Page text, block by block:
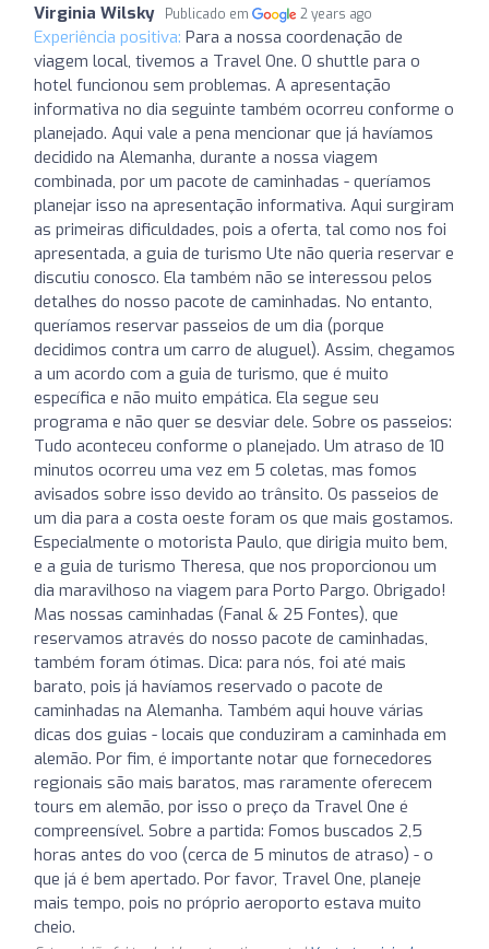
Virginia Wilsky Publicado em 2 years ago
Experiência positiva: Para a nossa coordenação de
viagem local, tivemos a Travel One. O shuttle para o
hotel funcionou sem problemas. A apresentação
informativa no dia seguinte também ocorreu conforme o
planejado. Aqui vale a pena mencionar que já havíamos
decidido na Alemanha, durante a nossa viagem
combinada, por um pacote de caminhadas - queríamos
planejar isso na apresentação informativa. Aqui surgiram
as primeiras dificuldades, pois a oferta, tal como nos foi
apresentada, a guia de turismo Ute não queria reservar e
discutiu conosco. Ela também não se interessou pelos
detalhes do nosso pacote de caminhadas. No entanto,
queríamos reservar passeios de um dia (porque
decidimos contra um carro de aluguel). Assim, chegamos
a um acordo com a guia de turismo, que é muito
específica e não muito empática. Ela segue seu
programa e não quer se desviar dele. Sobre os passeios:
Tudo aconteceu conforme o planejado. Um atraso de 10
minutos ocorreu uma vez em 5 coletas, mas fomos
avisados sobre isso devido ao trânsito. Os passeios de
um dia para a costa oeste foram os que mais gostamos.
Especialmente o motorista Paulo, que dirigia muito bem,
e a guia de turismo Theresa, que nos proporcionou um
dia maravilhoso na viagem para Porto Pargo. Obrigado!
Mas nossas caminhadas (Fanal & 25 Fontes), que
reservamos através do nosso pacote de caminhadas,
também foram ótimas. Dica: para nós, foi até mais
barato, pois já havíamos reservado o pacote de
caminhadas na Alemanha. Também aqui houve várias
dicas dos guias - locais que conduziram a caminhada em
alemão. Por fim, é importante notar que fornecedores
regionais são mais baratos, mas raramente oferecem
tours em alemão, por isso o preço da Travel One é
compreensível. Sobre a partida: Fomos buscados 2,5
horas antes do voo (cerca de 5 minutos de atraso) - o
que já é bem apertado. Por favor, Travel One, planeje
mais tempo, pois no próprio aeroporto estava muito
cheio.